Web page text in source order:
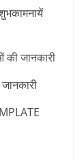
की जानकारी